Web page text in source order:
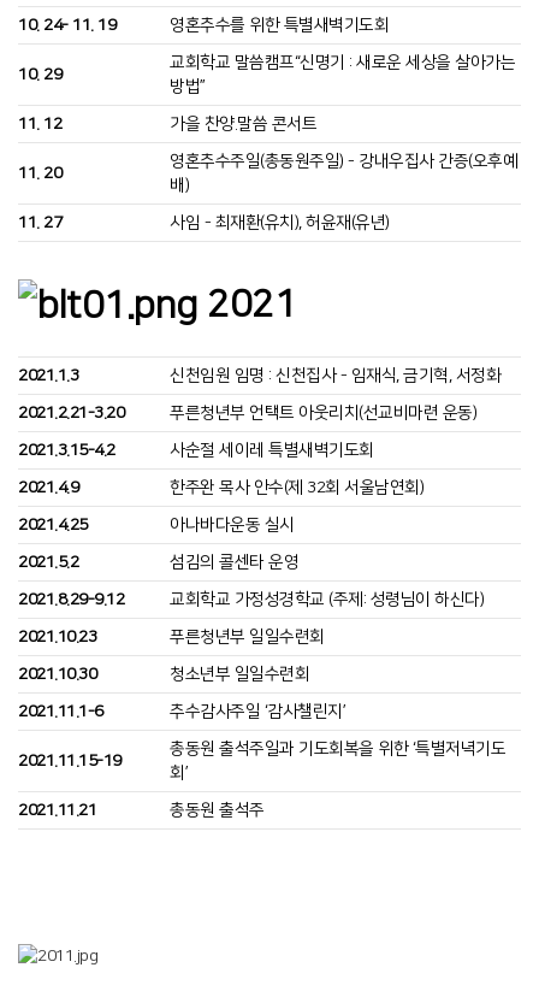
10. 24- 11. 19
영혼추수를 위한 특별새벽기도회
10. 29
교회학교 말씀캠프“신명기 : 새로운 세상을 살아가는
방법”
11. 12
가을 찬양.말씀 콘서트
11. 20
영혼추수주일(총동원주일) - 강내우집사 간증(오후예
배)
11. 27
사임 - 최재환(유치), 허윤재(유년)
2021
2021.1.3
신천임원 임명 : 신천집사 - 임재식, 금기혁, 서정화
2021.2.21-3.20
푸른청년부 언택트 아웃리치(선교비마련 운동)
2021.3.15-4.2
사순절 세이레 특별새벽기도회
2021.4.9
한주완 목사 안수(제 32회 서울남연회)
2021.4.25
아나바다운동 실시
2021.5.2
섬김의 콜센타 운영
2021.8.29-9.12
교회학교 가정성경학교 (주제: 성령님이 하신다)
2021.10.23
푸른청년부 일일수련회
2021.10.30
청소년부 일일수련회
2021.11.1-6
추수감사주일 ‘감사챌린지’
2021.11.15-19
총동원 출석주일과 기도회복을 위한 ‘특별저녁기도
회’
2021.11.21
총동원 출석주